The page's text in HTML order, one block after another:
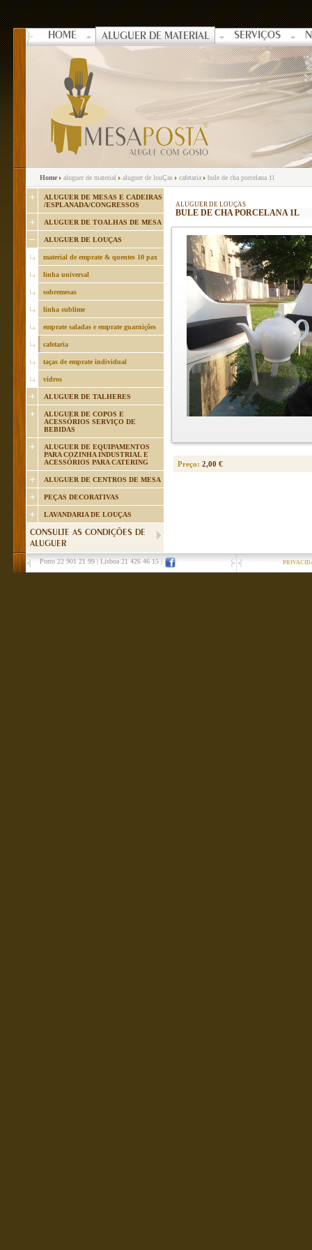
HOME ALUGUER DE MATERIAL SERVIÇOS
Home aluguer de material aluguer de louÇas cafetaria bule de cha porcelana 1l
ALUGUER DE MESAS E CADEIRAS
/ESPLANADA/CONGRESSOS
ALUGUER DE TOALHAS DE MESA
ALUGUER DE LOUÇAS
material de emprate & quentes 10 pax
linha universal
sobremesas
linha sublime
emprate saladas e emprate guarnições
cafetaria
taças de emprate individual
vidros
ALUGUER DE TALHERES
ALUGUER DE COPOS E
ACESSÓRIOS SERVIÇO DE
BEBIDAS
ALUGUER DE EQUIPAMENTOS
PARA COZINHA INDUSTRIAL E
ACESSÓRIOS PARA CATERING
ALUGUER DE CENTROS DE MESA
PEÇAS DECORATIVAS
LAVANDARIA DE LOUÇAS
CONSULTE AS CONDIÇÕES DE
ALUGUER
ALUGUER DE LOUÇAS
BULE DE CHA PORCELANA 1L
Preço: 2,00 €
Porto 22 901 21 99 Lisboa 21 426 46 15